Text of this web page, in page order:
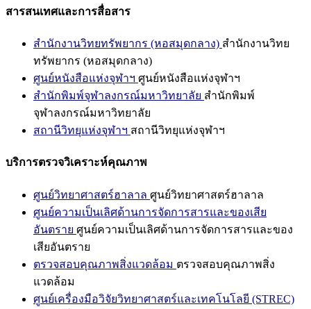
สารสนเทศและการสื่อสาร
สำนักงานวิทยทรัพยากร (หอสมุดกลาง) สำนักงานวิทย
ทรัพยากร (หอสมุดกลาง)
ศูนย์หนังสือแห่งจุฬาฯ ศูนย์หนังสือแห่งจุฬาฯ
สำนักพิมพ์จุฬาลงกรณ์มหาวิทยาลัย สำนักพิมพ์
จุฬาลงกรณ์มหาวิทยาลัย
สถานีวิทยุแห่งจุฬาฯ สถานีวิทยุแห่งจุฬาฯ
บริการตรวจวิเคราะห์คุณภาพ
ศูนย์วิทยาศาสตร์ฮาลาล ศูนย์วิทยาศาสตร์ฮาลาล
ศูนย์ความเป็นเลิศด้านการจัดการสารและของเสีย
อันตราย ศูนย์ความเป็นเลิศด้านการจัดการสารและของ
เสียอันตราย
ตรวจสอบคุณภาพสิ่งแวดล้อม ตรวจสอบคุณภาพสิ่ง
แวดล้อม
ศูนย์เครื่องมือวิจัยวิทยาศาสตร์และเทคโนโลยี (STREC)